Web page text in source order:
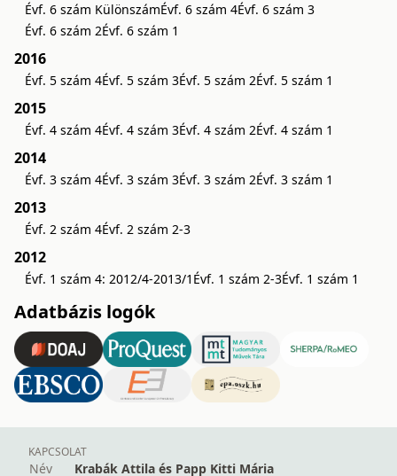
Évf. 6 szám KülönszámÉvf. 6 szám 4Évf. 6 szám 3
Évf. 6 szám 2Évf. 6 szám 1
2016
Évf. 5 szám 4Évf. 5 szám 3Évf. 5 szám 2Évf. 5 szám 1
2015
Évf. 4 szám 4Évf. 4 szám 3Évf. 4 szám 2Évf. 4 szám 1
2014
Évf. 3 szám 4Évf. 3 szám 3Évf. 3 szám 2Évf. 3 szám 1
2013
Évf. 2 szám 4Évf. 2 szám 2-3
2012
Évf. 1 szám 4: 2012/4-2013/1 Évf. 1 szám 2-3Évf. 1 szám 1
Adatbázis logók
KAPCSOLAT
Név Krabák Attila és Papp Kitti Mária